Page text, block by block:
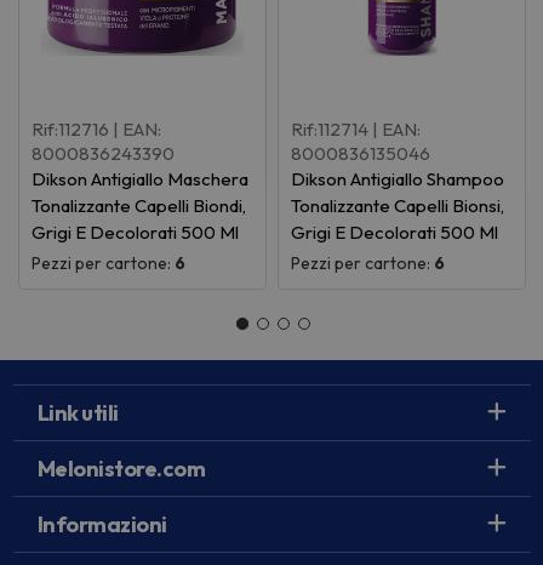
Rif:112716 | EAN:
8000836243390
Dikson Antigiallo Maschera
Tonalizzante Capelli Biondi,
Grigi E Decolorati 500 Ml
Pezzi per cartone: 6
Rif:112714 | EAN:
8000836135046
Dikson Antigiallo Shampoo
Tonalizzante Capelli Bionsi,
Grigi E Decolorati 500 Ml
Pezzi per cartone: 6
Link utili
Melonistore.com
Informazioni